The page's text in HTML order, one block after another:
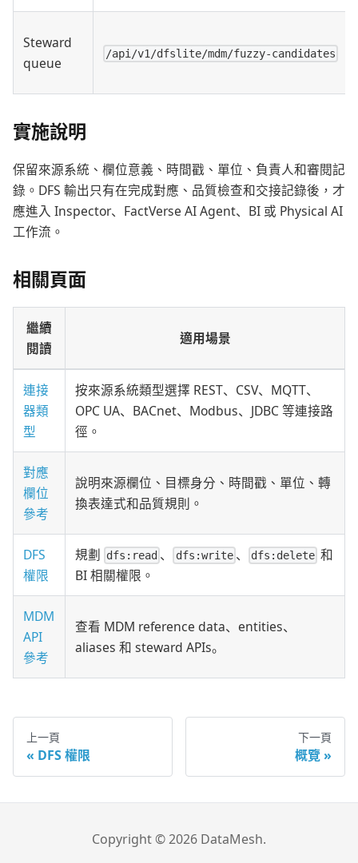
Steward
queue
/api/v1/dfslite/mdm/fuzzy-candidates
實施說明
保留來源系統、欄位意義、時間戳、單位、負責人和審閱記
錄。DFS 輸出只有在完成對應、品質檢查和交接記錄後，才
應進入 Inspector、FactVerse AI Agent、BI 或 Physical AI
工作流。
相關頁面
繼續
閱讀
適用場景
連接
器類
型
按來源系統類型選擇 REST、CSV、MQTT、
OPC UA、BACnet、Modbus、JDBC 等連接路
徑。
對應
欄位
參考
說明來源欄位、目標身分、時間戳、單位、轉
換表達式和品質規則。
DFS
權限
規劃 dfs:read 、 dfs:write 、 dfs:delete 和
BI 相關權限。
MDM
API
參考
查看 MDM reference data、entities、
aliases 和 steward APIs。
上一頁
DFS 權限
下一頁
概覽
Copyright © 2026 DataMesh.